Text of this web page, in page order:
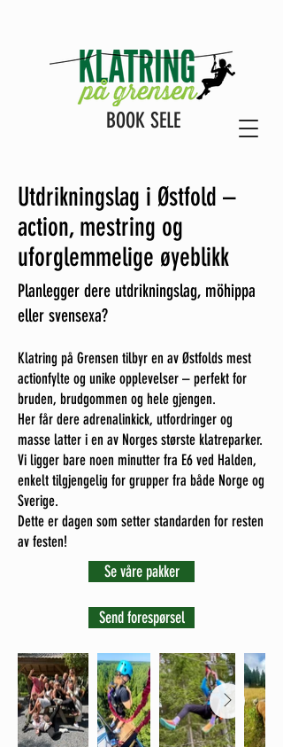
BOOK SELE
Utdrikningslag i Østfold –
action, mestring og
uforglemmelige øyeblikk
Planlegger dere utdrikningslag, möhippa
eller svensexa?
Klatring på Grensen tilbyr en av Østfolds mest
actionfylte og unike opplevelser – perfekt for
bruden, brudgommen og hele gjengen.
Her får dere adrenalinkick, utfordringer og
masse latter i en av Norges største klatreparker.
Vi ligger bare noen minutter fra E6 ved Halden,
enkelt tilgjengelig for grupper fra både Norge og
Sverige.
Dette er dagen som setter standarden for resten
av festen!
Se våre pakker
Send forespørsel